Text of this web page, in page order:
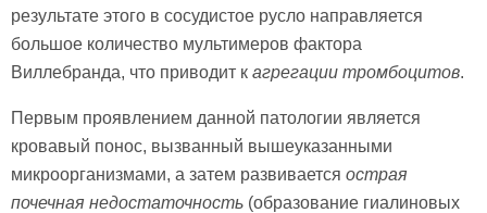
результате этого в сосудистое русло направляется
большое количество мультимеров фактора
Виллебранда, что приводит к агрегации тромбоцитов.
Первым проявлением данной патологии является
кровавый понос, вызванный вышеуказанными
микроорганизмами, а затем развивается острая
почечная недостаточность (образование гиалиновых